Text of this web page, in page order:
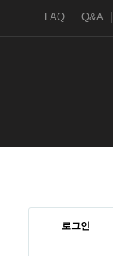
FAQ Q&A
로그인